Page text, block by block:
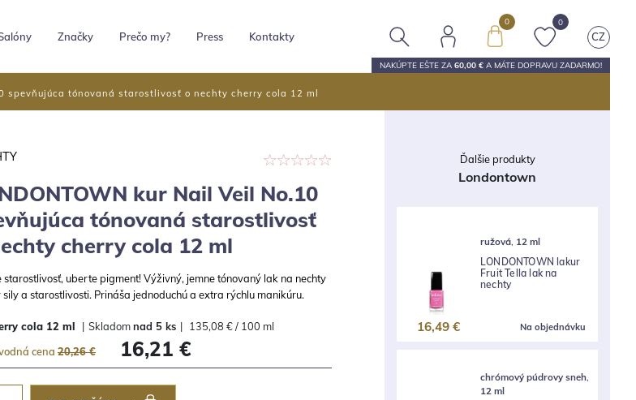
Značky Prečo my? Press Kontakty
0 0
CZ
NAKÚPTE EŠTE ZA 60,00 € A MÁTE DOPRAVU ZADARMO!
spevňujúca tónovaná starostlivosť o nechty cherry cola 12 ml
kur Nail Veil No.10
tónovaná starostlivosť
cherry cola 12 ml
starostlivosť, uberte pigment! Výživný, jemne tónovaný lak na nechty
sily a starostlivosti. Prináša jednoduchú a extra rýchlu manikúru.
cola 12 ml | Skladomnad 5 ks | 135,08 € / 100 ml
cena 20,26 € 16,21 €
Ďalšie produkty
Londontown
ružová, 12 ml
LONDONTOWN lakur
Fruit Tella lak na
nechty
Na objednávku
16,49 €
chrómový púdrovy sneh,
12 ml